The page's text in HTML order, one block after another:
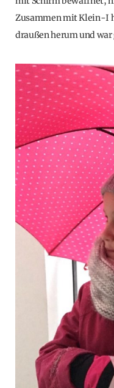
Zusammen mit Klein-I
draußen herum und